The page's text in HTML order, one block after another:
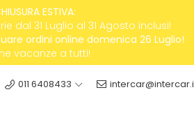
ESTIVA:
dal 31 Luglio al 31 Agosto inclusi!
ordini online domenica 26 Luglio!
vacanze a tutti!
011 6408433